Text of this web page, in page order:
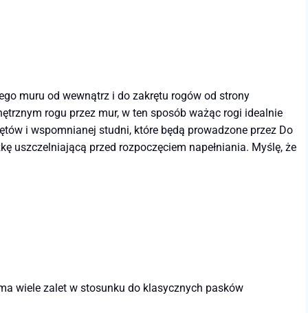
muru od wewnątrz i do zakrętu rogów od strony
rogu przez mur, w ten sposób ważąc rogi idealnie
i wspomnianej studni, które będą prowadzone przez Do
uszczelniającą przed rozpoczęciem napełniania. Myślę, że
wiele zalet w stosunku do klasycznych pasków